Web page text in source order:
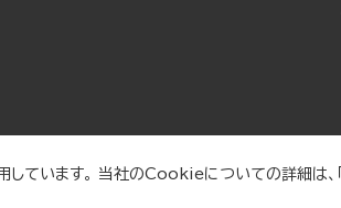
ています。 当社のCookieについての詳細は、「